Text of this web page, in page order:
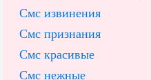
Смс извинения
Смс признания
Смс красивые
Смс нежные